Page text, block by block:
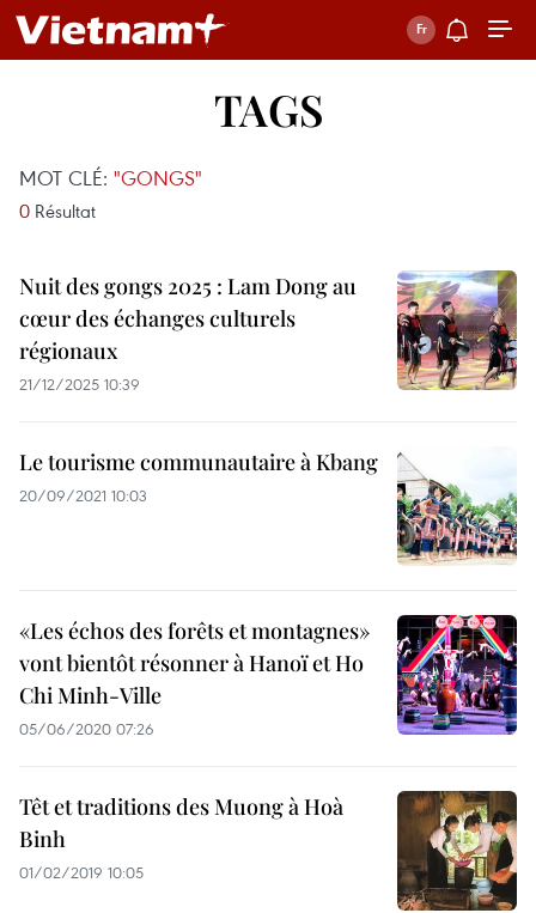
TAGS
MOT CLÉ: "GONGS"
0 Résultat
Nuit des gongs 2025 : Lam Dong au
cœur des échanges culturels
régionaux
21/12/2025 10:39
Le tourisme communautaire à Kbang
20/09/2021 10:03
«Les échos des forêts et montagnes»
vont bientôt résonner à Hanoï et Ho
Chi Minh-Ville
05/06/2020 07:26
Têt et traditions des Muong à Hoà
Binh
01/02/2019 10:05